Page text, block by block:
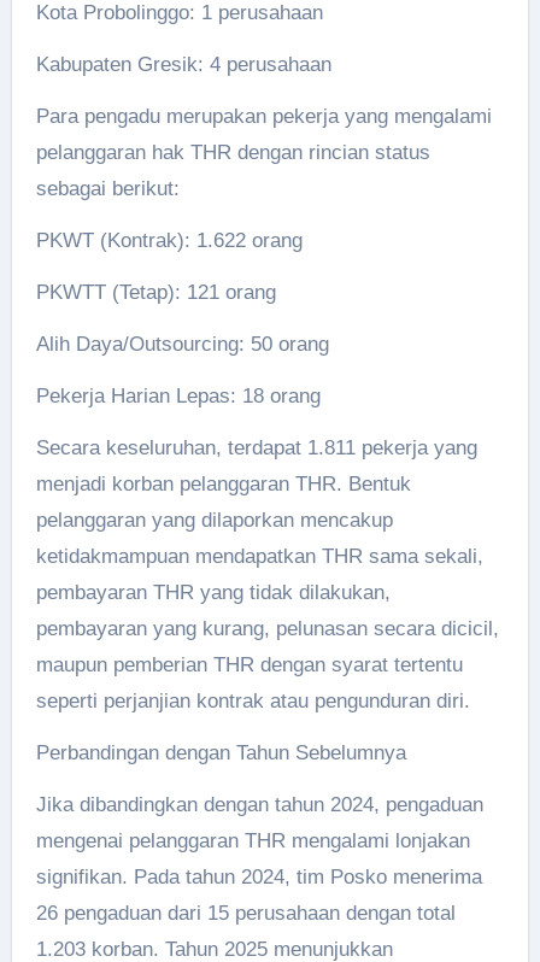
Kota Probolinggo: 1 perusahaan
Kabupaten Gresik: 4 perusahaan
Para pengadu merupakan pekerja yang mengalami
pelanggaran hak THR dengan rincian status
sebagai berikut:
PKWT (Kontrak): 1.622 orang
PKWTT (Tetap): 121 orang
Alih Daya/Outsourcing: 50 orang
Pekerja Harian Lepas: 18 orang
Secara keseluruhan, terdapat 1.811 pekerja yang
menjadi korban pelanggaran THR. Bentuk
pelanggaran yang dilaporkan mencakup
ketidakmampuan mendapatkan THR sama sekali,
pembayaran THR yang tidak dilakukan,
pembayaran yang kurang, pelunasan secara dicicil,
maupun pemberian THR dengan syarat tertentu
seperti perjanjian kontrak atau pengunduran diri.
Perbandingan dengan Tahun Sebelumnya
Jika dibandingkan dengan tahun 2024, pengaduan
mengenai pelanggaran THR mengalami lonjakan
signifikan. Pada tahun 2024, tim Posko menerima
26 pengaduan dari 15 perusahaan dengan total
1.203 korban. Tahun 2025 menunjukkan